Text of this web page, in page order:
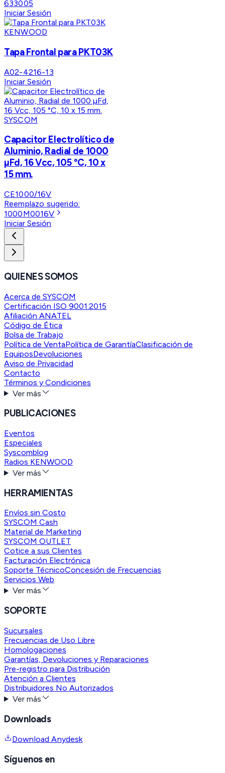
633005
Iniciar Sesión
KENWOOD
Tapa Frontal para PKT03K
A02-4216-13
Iniciar Sesión
SYSCOM
Capacitor Electrolítico de
Aluminio, Radial de 1000
µFd, 16 Vcc, 105 °C, 10 x
15 mm.
CE1000/16V
Reemplazo sugerido:
1000M0016V
Iniciar Sesión
QUIENES SOMOS
Acerca de SYSCOM
Certificación ISO 9001:2015
Afiliación ANATEL
Código de Ética
Bolsa de Trabajo
Política de VentaPolítica de GarantíaClasificación de
EquiposDevoluciones
Aviso de Privacidad
Contacto
Términos y Condiciones
Ver más
PUBLICACIONES
Eventos
Especiales
Syscomblog
Radios KENWOOD
Ver más
HERRAMIENTAS
Envíos sin Costo
SYSCOM Cash
Material de Marketing
SYSCOM OUTLET
Cotice a sus Clientes
Facturación Electrónica
Soporte TécnicoConcesión de Frecuencias
Servicios Web
Ver más
SOPORTE
Sucursales
Frecuencias de Uso Libre
Homologaciones
Garantías, Devoluciones y Reparaciones
Pre-registro para Distribución
Atención a Clientes
Distribuidores No Autorizados
Ver más
Downloads
Download Anydesk
Síguenos en